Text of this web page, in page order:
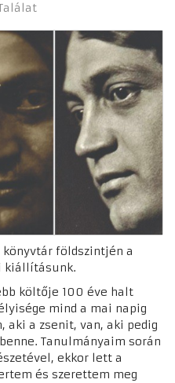
földszintjén a
kiállításunk.
költője 100 éve halt
mind a mai napig
aki a zsenit, van, aki pedig
Tanulmányaim során
ekkor lett a
és szerettem meg